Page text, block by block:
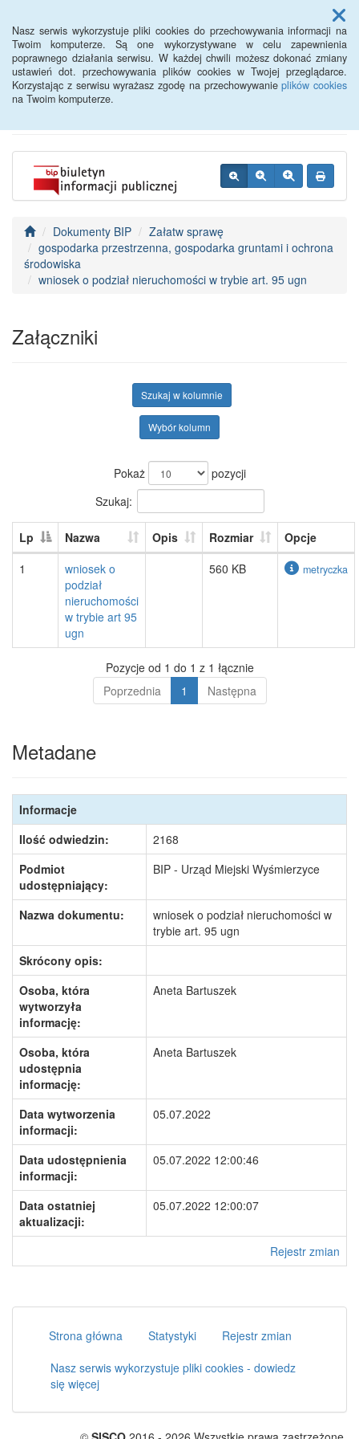
Nasz serwis wykorzystuje pliki cookies do przechowywania informacji na
Twoim komputerze. Są one wykorzystywane w celu zapewnienia
poprawnego działania serwisu. W każdej chwili możesz dokonać zmiany
ustawień dot. przechowywania plików cookies w Twojej przeglądarce.
Korzystając z serwisu wyrażasz zgodę na przechowywanieplików cookies
na Twoim komputerze.
Menu
BIP - Urząd Miejski
Wyśmierzyce
Dokumenty BIP
Załatw sprawę
gospodarka przestrzenna, gospodarka gruntami i ochrona
środowiska
wniosek o podział nieruchomości w trybie art. 95 ugn
Załączniki
Szukaj w kolumnie
Wybór kolumn
Pokaż
pozycji
Szukaj:
Lp Nazwa Opis Rozmiar
Opcje
1
wniosek o
podział
nieruchomości
w trybie art 95
ugn
560 KB metryczka
Pozycje od 1 do 1 z 1 łącznie
Poprzednia
1 Następna
Metadane
Informacje
Ilość odwiedzin:
2168
Podmiot
udostępniający:
BIP - Urząd Miejski Wyśmierzyce
Nazwa dokumentu:
wniosek o podział nieruchomości w
trybie art. 95 ugn
Skrócony opis:
Osoba, która
wytworzyła
informację:
Aneta Bartuszek
Osoba, która
udostępnia
informację:
Aneta Bartuszek
Data wytworzenia
informacji:
05.07.2022
Data udostępnienia
informacji:
05.07.2022 12:00:46
Data ostatniej
aktualizacji:
05.07.2022 12:00:07
Rejestr zmian
Strona główna Statystyki
Rejestr zmian
Nasz serwis wykorzystuje pliki cookies - dowiedz
się więcej